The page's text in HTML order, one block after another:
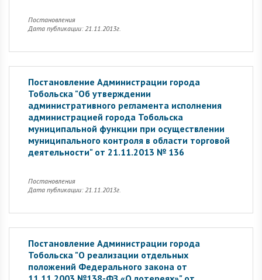
Постановления
Дата публикации: 21.11.2013г.
Постановление Администрации города
Тобольска "Об утверждении
административного регламента исполнения
администрацией города Тобольска
муниципальной функции при осуществлении
муниципального контроля в области торговой
деятельности" от 21.11.2013 № 136
Постановления
Дата публикации: 21.11.2013г.
Постановление Администрации города
Тобольска "О реализации отдельных
положений Федерального закона от